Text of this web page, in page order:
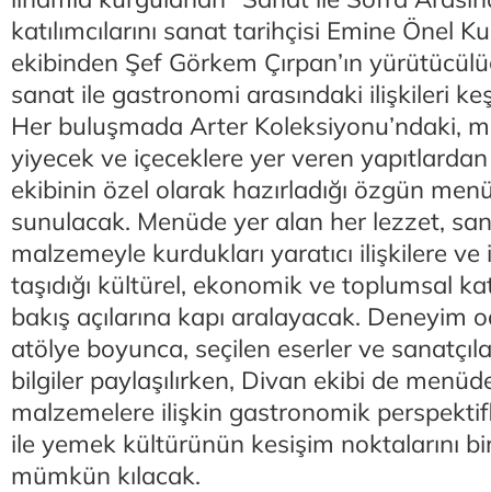
katılımcılarını sanat tarihçisi Emine Önel
ekibinden Şef Görkem Çırpan’ın
sanat ile gastronomi arasındaki ilişkileri
Her buluşmada Arter Koleksiyonu’ndaki,
yiyecek ve içeceklere yer veren
ekibinin özel olarak hazırladığı özgün
sunulacak. Menüde yer alan her lezzet,
malzemeyle kurdukları yaratıcı ilişkilere
taşıdığı kültürel, ekonomik ve toplumsal
bakış açılarına kapı aralayacak. Deneyim
atölye boyunca, seçilen eserler ve
bilgiler paylaşılırken, Divan ekibi de
malzemelere ilişkin gastronomik
ile yemek kültürünün kesişim noktalarını
mümkün kılacak.